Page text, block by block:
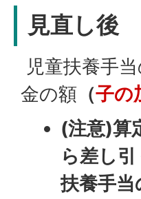
見直し後
児童扶養手
金の額 （子の
(注意)算
ら差し
扶養手